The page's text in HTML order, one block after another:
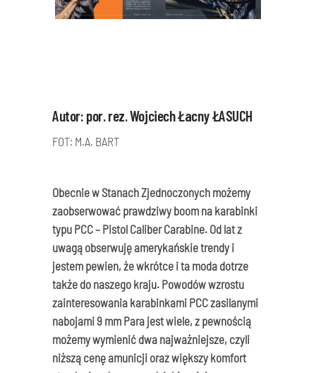
Autor: por. rez. Wojciech Łacny ŁASUCH
FOT: M.A. BART
Obecnie w Stanach Zjednoczonych możemy
zaobserwować prawdziwy boom na karabinki
typu PCC – Pistol Caliber Carabine. Od lat z
uwagą obserwuję amerykańskie trendy i
jestem pewien, że wkrótce i ta moda dotrze
także do naszego kraju. Powodów wzrostu
zainteresowania karabinkami PCC zasilanymi
nabojami 9 mm Para jest wiele, z pewnością
możemy wymienić dwa najważniejsze, czyli
niższą cenę amunicji oraz większy komfort